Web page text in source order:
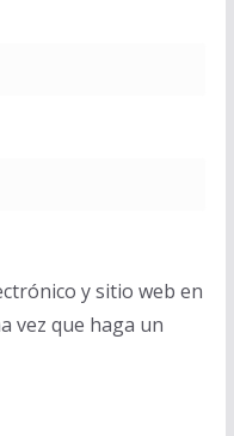
y sitio web en
vez que haga un